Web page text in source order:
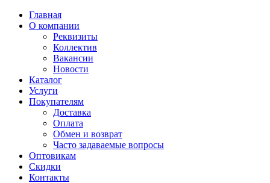
Главная
О компании
Реквизиты
Коллектив
Вакансии
Новости
Каталог
Услуги
Покупателям
Доставка
Оплата
Обмен и возврат
Часто задаваемые вопросы
Оптовикам
Скидки
Контакты